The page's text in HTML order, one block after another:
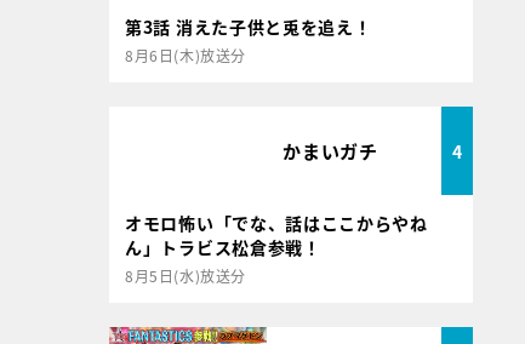
第3話 消えた子供と兎を追え！
8月6日(木)放送分
かまいガチ 4
オモロ怖い「でな、話はここからやね
ん」トラビス松倉参戦！
8月5日(水)放送分